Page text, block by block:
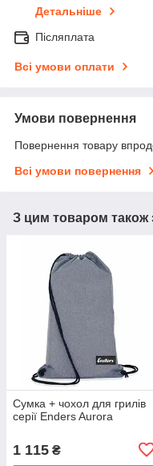
Детальніше
Післяплата
Всі умови оплати
Умови повернення
Повернення товару
Всі умови повернення
З цим товаром також
Сумка + чохол для грилів
серії Enders Aurora
1 115 ₴